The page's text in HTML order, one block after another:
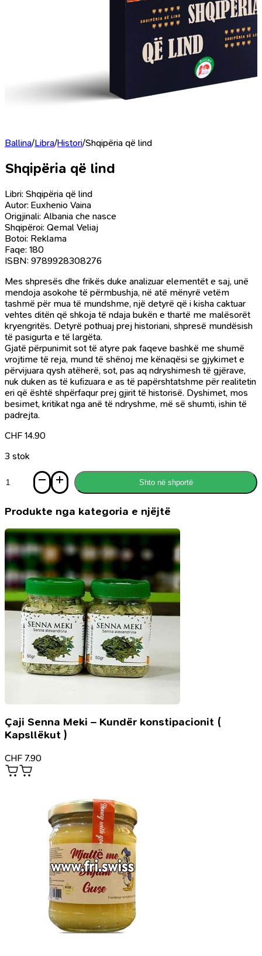
Ballina/Libra/Histori/Shqipëria që lind
Shqipëria që lind
Libri: Shqipëria që lind
Autor: Euxhenio Vaina
Origjinali: Albania che nasce
Shqipëroi: Qemal Veliaj
Botoi: Reklama
Faqe: 180
ISBN: 9789928308276
Mes shpresës dhe frikës duke analizuar elementët e saj, unë
mendoja asokohe të përmbushja, në atë mënyrë vetëm
tashmë për mua të mundshme, një detyrë që i kisha caktuar
vehtes ditën që shkoja të ndaja bukën e thartë me malësorët
kryengritës. Detyrë pothuaj prej historiani, shpresë mundësish
të pasigurta e të largëta.
Gjatë përpunimit sot të atyre pak faqeve bashkë me shumë
vrojtime të reja, mund të shënoj me kënaqësi se gjykimet e
përvijuara qysh atëherë, sot, pas aq ndryshimesh të gjërave,
nuk duken as të kufizuara e as të papërshtatshme për realitetin
eri që është shpërfaqur prej gjirit të historisë. Dyshimet, mos
besimet, kritikat nga anë të ndryshme, më së shumti, ishin të
padrejta.
CHF 14.90
3 stok
Shqipëria
lind
Shto në shportë
Produkte nga kategoria e njëjtë
Çaji Senna Meki – Kundër konstipacionit (
Kapsllëkut )
CHF 7.90